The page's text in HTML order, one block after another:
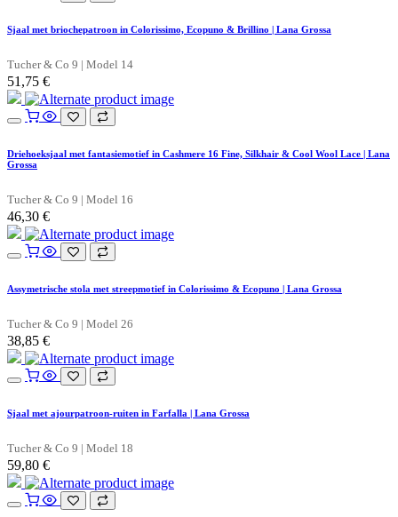
Sjaal met briochepatroon in Colorissimo, Ecopuno & Brillino | Lana Grossa
Tucher & Co 9 | Model 14
51,75 €
Driehoeksjaal met fantasiemotief in Cashmere 16 Fine, Silkhair & Cool Wool Lace | Lana
Grossa
Tucher & Co 9 | Model 16
46,30 €
Assymetrische stola met streepmotief in Colorissimo & Ecopuno | Lana Grossa
Tucher & Co 9 | Model 26
38,85 €
Sjaal met ajourpatroon-ruiten in Farfalla | Lana Grossa
Tucher & Co 9 | Model 18
59,80 €